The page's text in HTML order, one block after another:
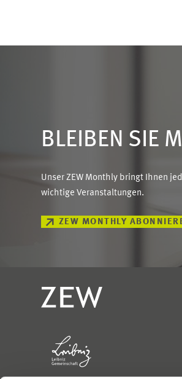
BLEIBEN SIE
Unser ZEW Monthly bringt Ihnen
wichtige Veranstaltungen.
ZEW MONTHLY